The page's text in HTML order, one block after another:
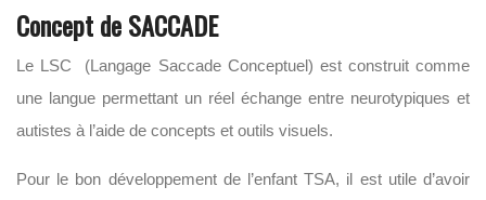
Concept de SACCADE
Le LSC (Langage Saccade Conceptuel) est construit comme
une langue permettant un réel échange entre neurotypiques et
autistes à l’aide de concepts et outils visuels.
Pour le bon développement de l’enfant TSA, il est utile d’avoir